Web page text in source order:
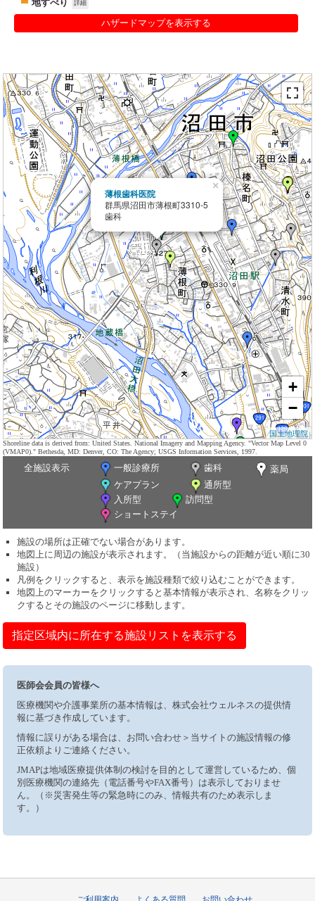
地すべり 詳細
ハザードマップを表示する
薄根歯科医院
群馬県沼田市薄根町3310-5
歯科
×
+
−
国土地理院
Shoreline data is derived from: United States. National Imagery and Mapping Agency. "Vector Map Level 0
(VMAP0)." Bethesda, MD: Denver, CO: The Agency; USGS Information Services, 1997.
全施設表示 一般診療所 歯科
薬局
ケアプラン
通所型
入所型
訪問型
ショートステイ
施設の場所は正確でない場合があります。
地図上に周辺の施設が表示されます。（当施設からの距離が近い順に30
施設）
凡例をクリックすると、表示を施設種類で絞り込むことができます。
地図上のマーカーをクリックすると基本情報が表示され、名称をクリッ
クするとその施設のページに移動します。
指定区域内に所在する施設リストを表示する
医師会会員の皆様へ
医療機関や介護事業所の基本情報は、株式会社ウェルネスの提供情
報に基づき作成しています。
情報に誤りがある場合は、お問い合わせ＞当サイトの施設情報の修
正依頼よりご連絡ください。
JMAPは地域医療提供体制の検討を目的として運営しているため、個
別医療機関の連絡先（電話番号やFAX番号）は表示しておりませ
ん。（※災害発生等の緊急時にのみ、情報共有のため表示しま
す。）